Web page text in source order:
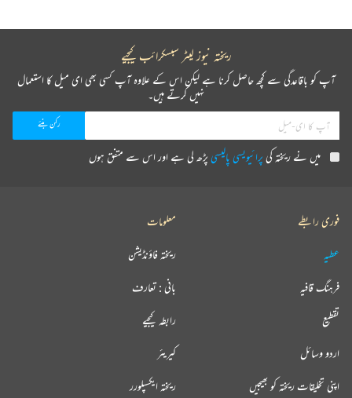
ریختہ نیوز لیٹر سبسکرائب کیجیے
آپ کو باقاعدگی سے کچھ حاصل کرنا ہے لیکن اس کے علاوہ آپ کسی بھی ای میل کا استعمال
نہیں کرتے ہیں۔
میں نے ریختہ کیپرائیویسی پالیسیپڑھ لی ہے اور اس سے متفق ہوں
فوری رابطے
عطیہ
فرہنگ قافیہ
تقطیع
اردو وسائل
اپنی تخلیقات ریختہ کو بھیجیں
معلومات
ریختہ فاؤنڈیشن
بانی : تعارف
رابطہ کیجیے
کیریئر
ریختہ ایکسپلورر